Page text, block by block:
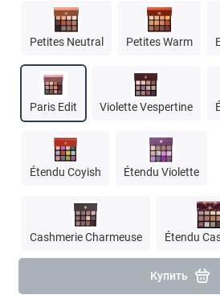
Petites Neutral Petites Warm
Paris Edit Violette Vespertine
Étendu Coyish Étendu Violette
Cashmerie Charmeuse Étendu
Купить